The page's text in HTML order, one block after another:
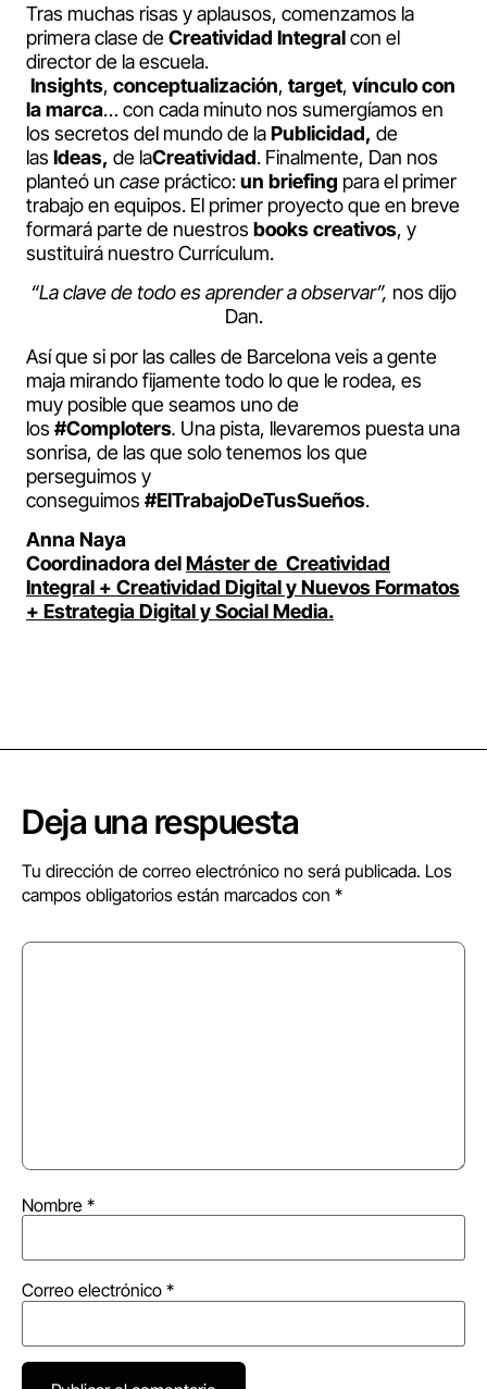
Tras muchas risas y aplausos, comenzamos la
primera clase deCreatividad Integralcon el
director de la escuela.
Insights, conceptualización, target, vínculo con
la marca… con cada minuto nos sumergíamos en
los secretos del mundo de laPublicidad, de
las Ideas, de laCreatividad. Finalmente, Dan nos
planteó un case práctico:un briefing para el primer
trabajo en equipos. El primer proyecto que en breve
formará parte de nuestros books creativos, y
sustituirá nuestro Currículum.
“La clave de todo es aprender a observar”, nos dijo
Dan.
Así que si por las calles de Barcelona veis a gente
maja mirando fijamente todo lo que le rodea, es
muy posible que seamos uno de
los #Comploters. Una pista, llevaremos puesta una
sonrisa, de las que solo tenemos los que
perseguimos y
conseguimos #ElTrabajoDeTusSueños.
Anna Naya
Coordinadora delMáster de Creatividad
Integral + Creatividad Digital y Nuevos Formatos
+ Estrategia Digital y Social Media.
Deja una respuesta
Tu dirección de correo electrónico no será publicada. Los
campos obligatorios están marcados con *
Nombre *
Correo electrónico *